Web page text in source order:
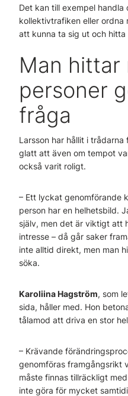
Det kan till exempel
kollektivtrafiken eller
att kunna ta sig ut och hitta
Man hittar
personer
fråga
Larsson har hållit i
glatt att även om tempot
också varit roligt.
– Ett lyckat genomförande
person har en helhetsbild.
själv, men det är viktigt att
intresse – då går saker
inte alltid direkt, men man
söka.
Karoliina Hagström, som
sida, håller med. Hon
tålamod att driva en stor
– Krävande
genomföras framgångsrikt
måste finnas tillräckligt
inte göra för mycket